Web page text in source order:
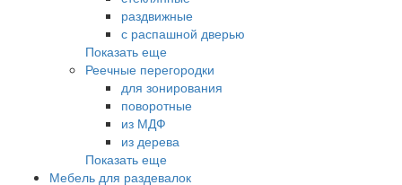
раздвижные
с распашной дверью
Показать еще
Реечные перегородки
для зонирования
поворотные
из МДФ
из дерева
Показать еще
Мебель для раздевалок